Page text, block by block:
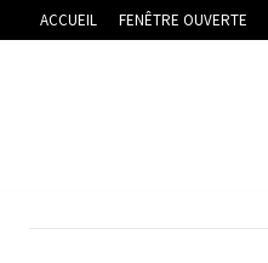
ACCUEIL FENÊTRE OUVERTE